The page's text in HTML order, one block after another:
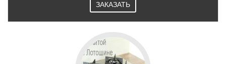
ЗАКАЗАТЬ